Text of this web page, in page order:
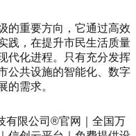
的重要方向，它通过高效
践，在提升市民生活质量
代化进程。只有充分发挥
公共设施的智能化、数字
的需求。